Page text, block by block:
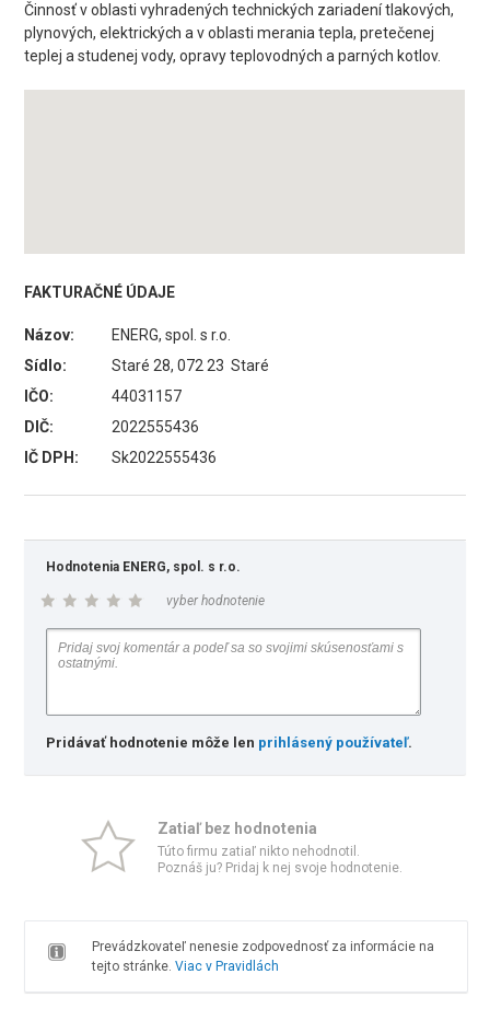
Činnosť v oblasti vyhradených technických zariadení tlakových,
plynových, elektrických a v oblasti merania tepla, pretečenej
teplej a studenej vody, opravy teplovodných a parných kotlov.
FAKTURAČNÉ ÚDAJE
Názov:
ENERG, spol. s r.o.
Sídlo:
Staré 28, 072 23 Staré
IČO:
44031157
DIČ:
2022555436
IČ DPH:
Sk2022555436
Hodnotenia ENERG, spol. s r.o.
vyber hodnotenie
Pridávať hodnotenie môže len prihlásený používateľ.
Zatiaľ bez hodnotenia
Túto firmu zatiaľ nikto nehodnotil.
Poznáš ju? Pridaj k nej svoje hodnotenie.
Prevádzkovateľ nenesie zodpovednosť za informácie na
tejto stránke. Viac v Pravidlách